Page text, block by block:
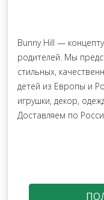
Bunny Hill —
родителей. Мы
стильных,
детей из Европы и
игрушки, декор,
Доставляем по